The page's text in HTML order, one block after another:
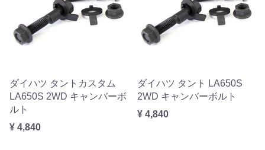
ダイハツ タントカスタム
LA650S 2WD キャンバーボ
ルト
¥ 4,840
ダイハツ タント LA650S
2WD キャンバーボルト
¥ 4,840